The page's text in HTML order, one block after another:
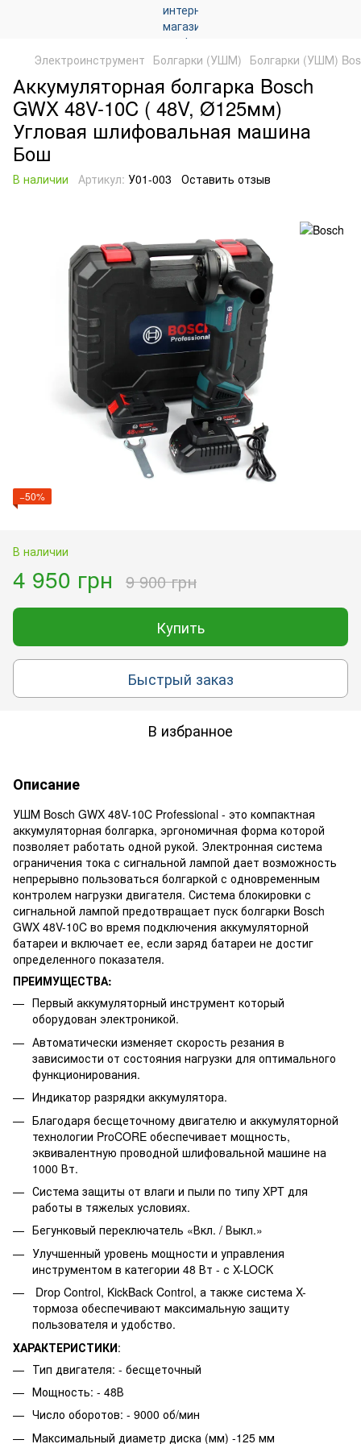
Электроинструмент Болгарки (УШМ) Болгарки (УШМ)
Аккумуляторная болгарка Bosch
GWX 48V-10C ( 48V, Ø125мм)
Угловая шлифовальная машина
Бош
В наличии Артикул: У01-003 Оставить отзыв
−50%
В наличии
4 950 грн 9 900 грн
Купить
Быстрый заказ
В избранное
Описание
УШМ Bosch GWX 48V-10C Professional - это компактная
аккумуляторная болгарка, эргономичная форма которой
позволяет работать одной рукой. Электронная система
ограничения тока с сигнальной лампой дает возможность
непрерывно пользоваться болгаркой с одновременным
контролем нагрузки двигателя. Система блокировки с
сигнальной лампой предотвращает пуск болгарки Bosch
GWX 48V-10C во время подключения аккумуляторной
батареи и включает ее, если заряд батареи не достиг
определенного показателя.
ПРЕИМУЩЕСТВА:
Первый аккумуляторный инструмент который
оборудован электроникой.
Автоматически изменяет скорость резания в
зависимости от состояния нагрузки для оптимального
функционирования.
Индикатор разрядки аккумулятора.
Благодаря бесщеточному двигателю и аккумуляторной
технологии ProCORE обеспечивает мощность,
эквивалентную проводной шлифовальной машине на
1000 Вт.
Система защиты от влаги и пыли по типу XPT для
работы в тяжелых условиях.
Бегунковый переключатель «Вкл. / Выкл.»
Улучшенный уровень мощности и управления
инструментом в категории 48 Вт - с X-LOCK
Drop Control, KickBack Control, а также система X-
тормоза обеспечивают максимальную защиту
пользователя и удобство.
ХАРАКТЕРИСТИКИ:
Тип двигателя: - бесщеточный
Мощность: - 48В
Число оборотов: - 9000 об/мин
Максимальный диаметр диска (мм) -125 мм